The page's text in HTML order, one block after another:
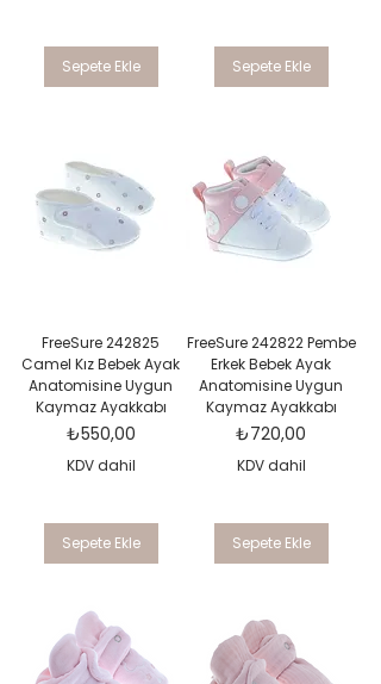
Sepete Ekle Sepete Ekle
FreeSure 242825
Camel Kız Bebek Ayak
Anatomisine Uygun
Kaymaz Ayakkabı
Fiyat
₺550,00
KDV dahil
Sepete Ekle
FreeSure 242822 Pembe
Erkek Bebek Ayak
Anatomisine Uygun
Kaymaz Ayakkabı
Fiyat
₺720,00
KDV dahil
Sepete Ekle